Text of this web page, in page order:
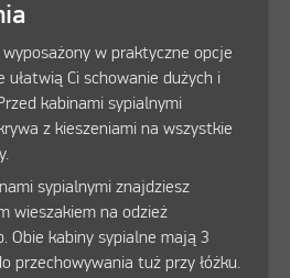
w praktyczne opcje
Ci schowanie dużych i
kabinami sypialnymi
z kieszeniami na wszystkie
sypialnymi znajdziesz
wieszakiem na odzież
Obie kabiny sypialne mają 3
przechowywania tuż przy łóżku.